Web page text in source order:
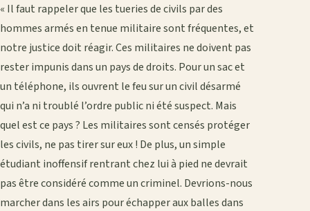
« Il faut rappeler que les tueries de civils par des
hommes armés en tenue militaire sont fréquentes, et
notre justice doit réagir. Ces militaires ne doivent pas
rester impunis dans un pays de droits. Pour un sac et
un téléphone, ils ouvrent le feu sur un civil désarmé
qui n’a ni troublé l’ordre public ni été suspect. Mais
quel est ce pays ? Les militaires sont censés protéger
les civils, ne pas tirer sur eux ! De plus, un simple
étudiant inoffensif rentrant chez lui à pied ne devrait
pas être considéré comme un criminel. Devrions-nous
marcher dans les airs pour échapper aux balles dans